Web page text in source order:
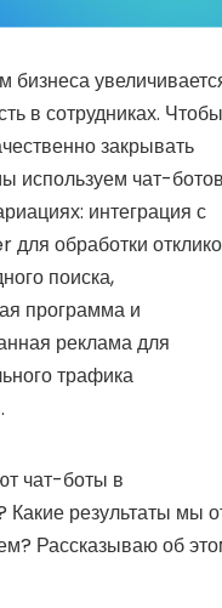
бизнеса
в сотрудниках. Чтобы
закрывать
используем чат-ботов
интеграция с
для обработки
поиска,
программа и
реклама для
трафика
чат-боты в
Какие результаты мы
Рассказываю об